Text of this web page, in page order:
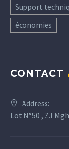
Support
économies
CONTACT
Address:
Lot N°50 , Z.I